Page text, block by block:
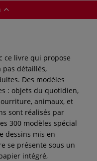
ce livre qui propose
pas détaillés,
Des modèles
: objets du quotidien,
animaux, et
sont réalisés par
300 modèles spécial
dessins mis en
se présente sous un
intégré,